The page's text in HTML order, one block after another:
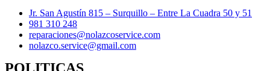
Jr. San Agustín 815 – Surquillo – Entre La Cuadra 50 y 51
981 310 248
reparaciones@nolazcoservice.com
nolazco.service@gmail.com